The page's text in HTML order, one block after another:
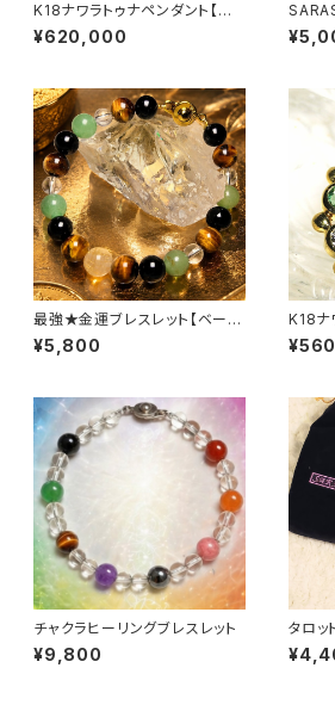
K18ナワラトゥナペンダント【オ
ープンハート】
¥620,000
ト
最強★金運ブレスレット【ベーシ
ック】
¥5,800
K18ナ
ワー】
チャクラヒーリングブレスレット
¥9,800
タロッ
ルポー